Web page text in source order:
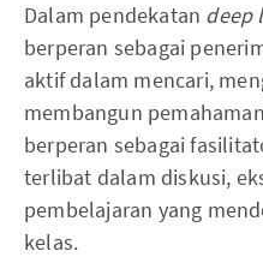
Dalam pendekatan deep
berperan sebagai
aktif dalam mencari,
membangun
berperan sebagai
terlibat dalam diskusi,
pembelajaran yang
kelas.